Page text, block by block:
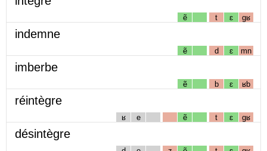
ẽ t ɛ gʁ
indemne
ẽ d ɛ mn
imberbe
ẽ b ɛ ʁb
réintègre
ʁ e ẽ t ɛ gʁ
désintègre